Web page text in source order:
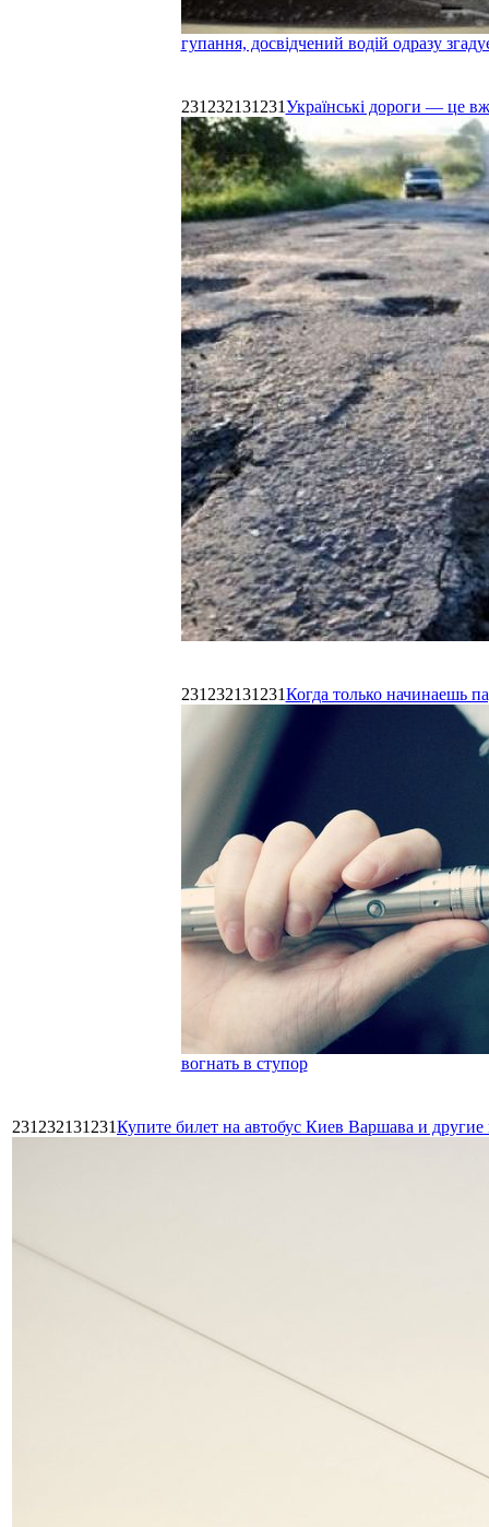
гупання, досвідчений водій одразу
231232131231Українські дороги — це
231232131231Когда только начинаешь
вогнать в ступор
231232131231Купите билет на автобус Киев Варшава и